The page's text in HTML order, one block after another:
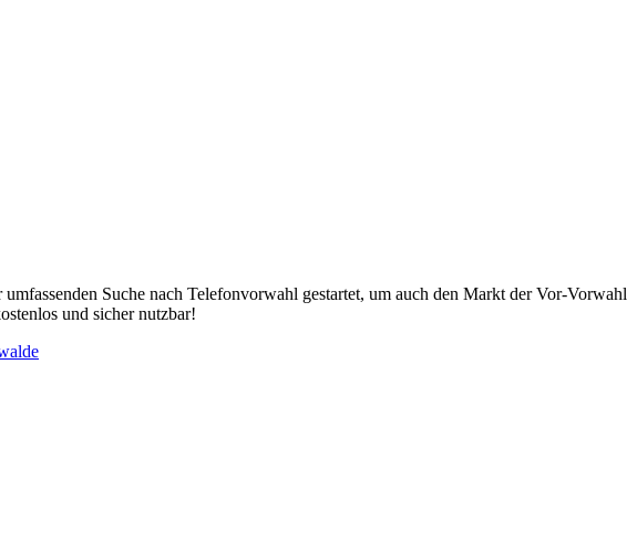
Suche nach Telefonvorwahl gestartet, um auch den Markt der Vor-
und sicher nutzbar!